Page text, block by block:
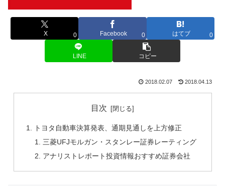
X 0 Facebook 0 はてブ 0
LINE コピー
2018.02.07 2018.04.13
目次
トヨタ自動車決算発表、通期見通しを上方修正
三菱UFJモルガン・スタンレー証券レーティング
アナリストレポート投資情報おすすめ証券会社